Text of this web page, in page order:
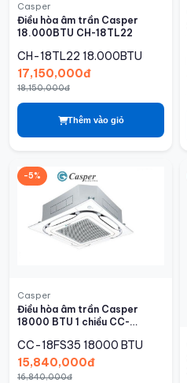
Casper
Điều hòa âm trần Casper
18.000BTU CH-18TL22
CH-18TL22 18.000BTU
17,150,000đ
18,150,000đ
Thêm vào giỏ
-5%
Casper
Điều hòa âm trần Casper
18000 BTU 1 chiều CC-
CC-18FS35 18000 BTU
15,840,000đ
16,840,000đ